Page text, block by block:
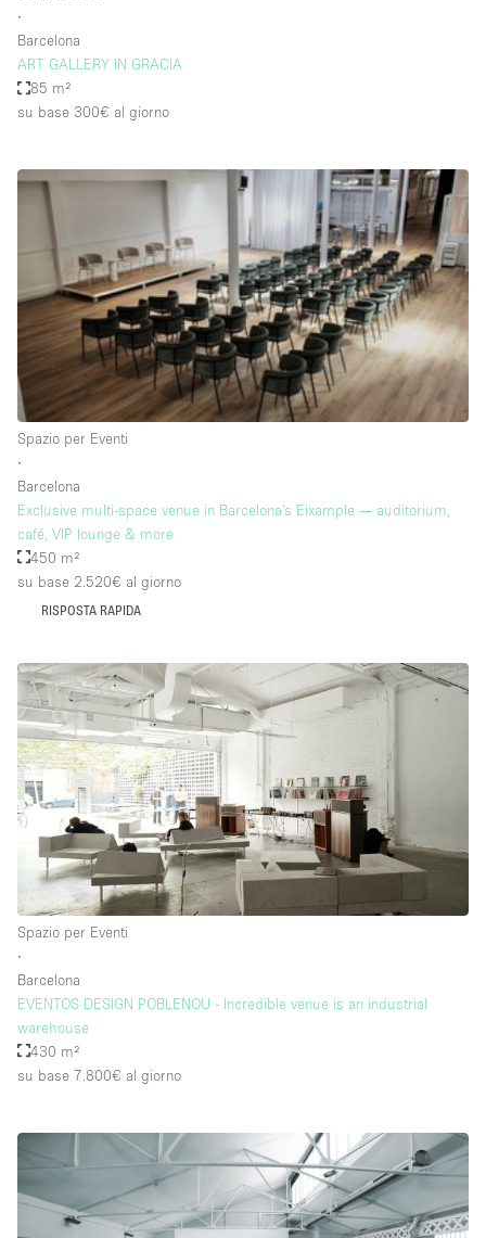
Internet
Livello strada
Piano terra
Raw
Riscaldamento
Sistema di sicurezza
Smoking Area
Spazio living
Stile Haussmann
Terrace
Vista incredibile
Water Access
Whitebox / Minimal
Piano/Accesso
Seminterrato
Piano terra su corte
Terrazza
Di sopra
∙
Barcelona
ART GALLERY IN GRACIA
85 m²
su base 300€ al giorno
Spazio per Eventi
∙
Barcelona
Exclusive multi-space venue in Barcelona’s Eixample — auditorium,
café, VIP lounge & more
450 m²
su base 2.520€ al giorno
RISPOSTA RAPIDA
Spazio per Eventi
∙
Barcelona
EVENTOS DESIGN POBLENOU - Incredible venue is an industrial
warehouse
430 m²
su base 7.800€ al giorno